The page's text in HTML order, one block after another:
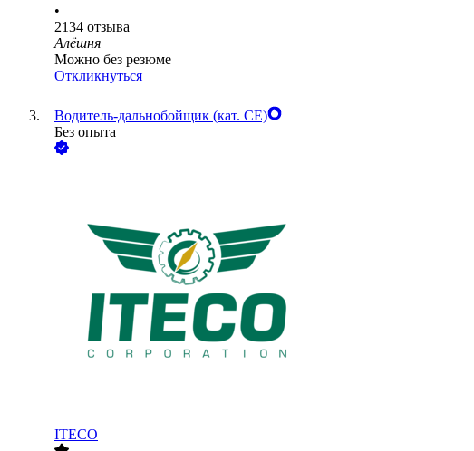
•
2134 отзыва
Алёшня
Можно без резюме
Откликнуться
Водитель-дальнобойщик (кат. CE)
Без опыта
ITECO